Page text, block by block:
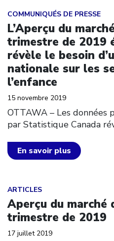
COMMUNIQUÉS DE PRESSE
L’Aperçu du
trimestre de 2019
révèle le besoin
nationale sur les
l’enfance
15 novembre 2019
OTTAWA – Les données
par Statistique Canada
En savoir plus
Click to open the link
ARTICLES
Aperçu du marché
trimestre de 2019
17 juillet 2019